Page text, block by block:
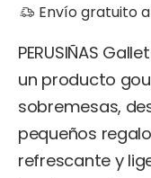
Envío gratuito
PERUSIÑAS
un producto
sobremesas,
pequeños
refrescante y